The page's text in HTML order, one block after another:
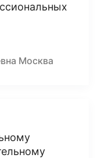
Москва